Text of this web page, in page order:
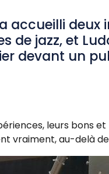
accueilli deux
jazz, et
devant un
leurs bons
vraiment, au-delà